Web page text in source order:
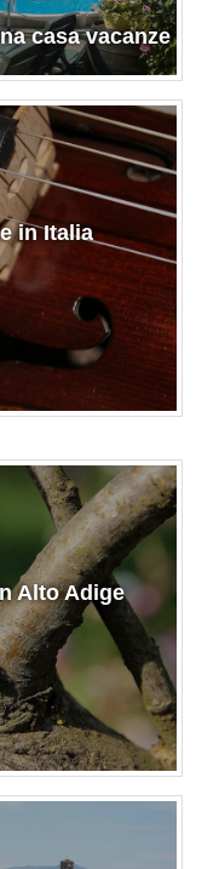
casa vacanze
in Italia
Alto Adige